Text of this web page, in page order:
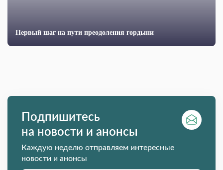
Первый шаг на пути преодоления гордыни
Подпишитесь
на новости и анонсы
Каждую неделю отправляем интересные
новости и анонсы